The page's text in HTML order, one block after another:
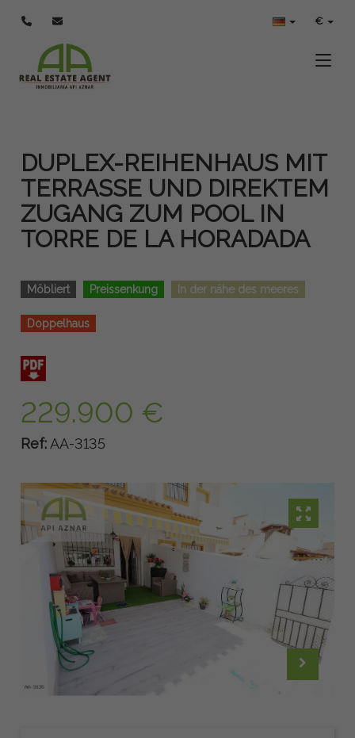
€
DUPLEX-REIHENHAUS MIT
TERRASSE UND DIREKTEM
ZUGANG ZUM POOL IN
TORRE DE LA HORADADA
Möbliert Preissenkung In der nähe des meeres
Doppelhaus
229.900 €
Ref: AA-3135